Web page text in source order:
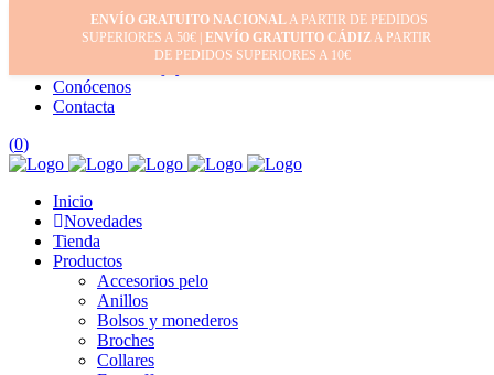
Inicio
Mi cuenta
Conócenos
Contacta
(0)
Inicio
Novedades
Tienda
Productos
Accesorios pelo
Anillos
Bolsos y monederos
Broches
Collares
ENVÍO GRATUITO NACIONALA PARTIR DE PEDIDOS
SUPERIORES A 50€ | ENVÍO GRATUITO CÁDIZA PARTIR
DE PEDIDOS SUPERIORES A 10€